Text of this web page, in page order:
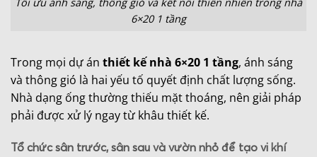
6×20 1 tầng
Trong mọi dự án thiết kế nhà 6×20 1 tầng, ánh sáng
và thông gió là hai yếu tố quyết định chất lượng sống.
Nhà dạng ống thường thiếu mặt thoáng, nên giải pháp
phải được xử lý ngay từ khâu thiết kế.
Tổ chức sân trước, sân sau và vườn nhỏ để tạo vi khí